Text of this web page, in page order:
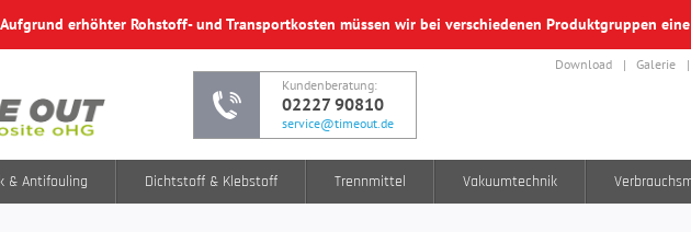
erhöhter Rohstoff- und Transportkosten müssen wir bei verschiedenen Produktgruppen
Kundenberatung:
02227 90810
service@timeout.de
Download Galerie
& Antifouling Dichtstoff & Klebstoff Trennmittel Vakuumtechnik